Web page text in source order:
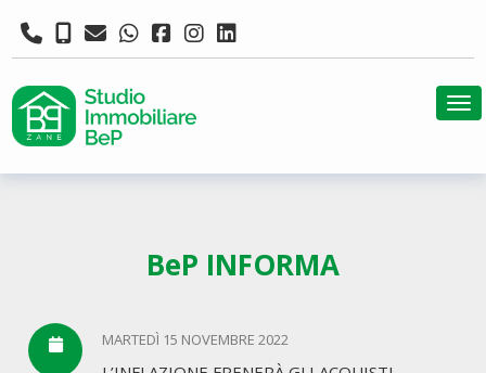
BeP INFORMA
MARTEDÌ 15 NOVEMBRE 2022